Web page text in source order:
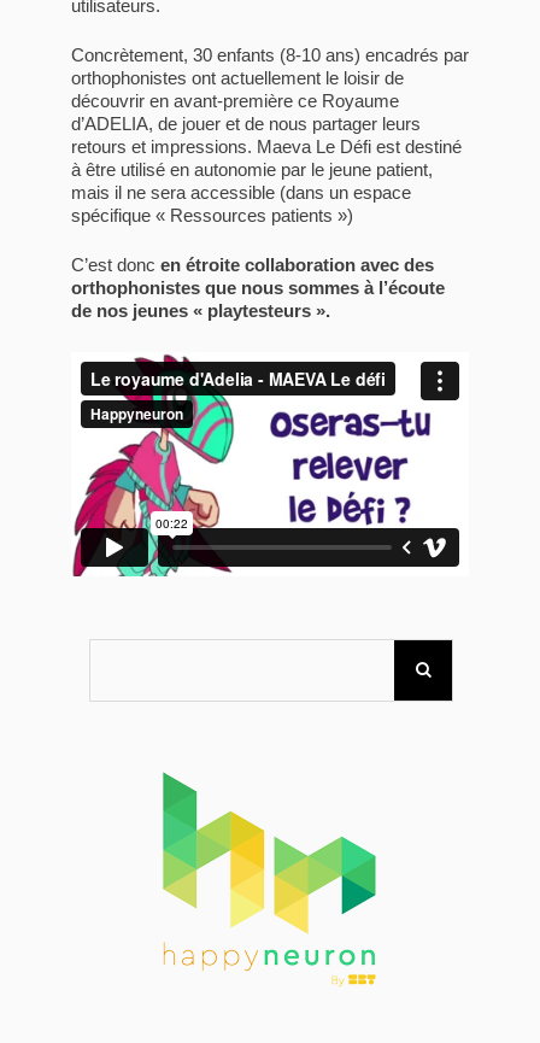
utilisateurs.
Concrètement, 30 enfants (8-10 ans) encadrés par
orthophonistes ont actuellement le loisir de
découvrir en avant-première ce Royaume
d’ADELIA, de jouer et de nous partager leurs
retours et impressions. Maeva Le Défi est destiné
à être utilisé en autonomie par le jeune patient,
mais il ne sera accessible (dans un espace
spécifique « Ressources patients »)
C’est donc en étroite collaboration avec des
orthophonistes que nous sommes à l’écoute
de nos jeunes « playtesteurs ».